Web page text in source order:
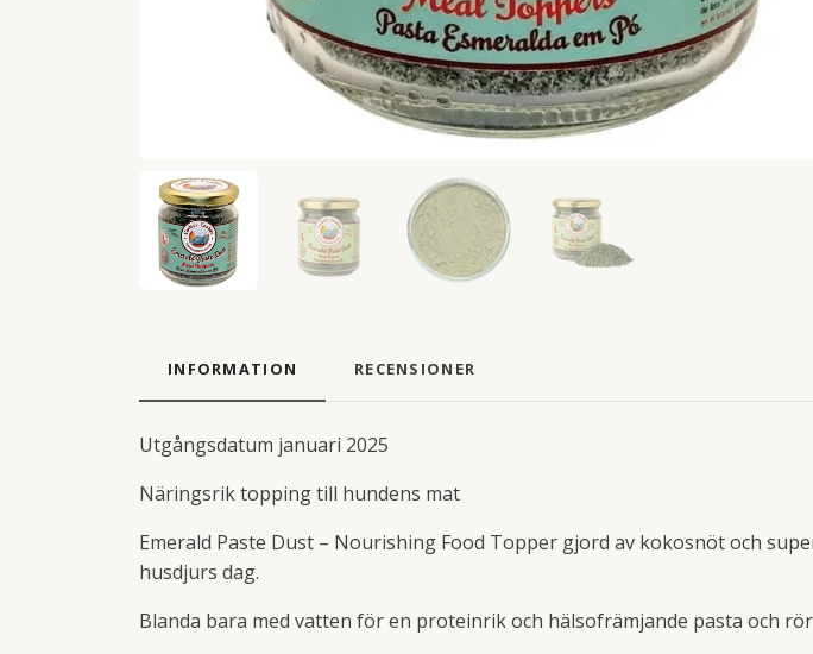
INFORMATION RECENSIONER
Utgångsdatum januari 2025
Näringsrik topping till hundens mat
Emerald Paste Dust – Nourishing Food Topper gjord av kokosnöt och
husdjurs dag.
Blanda bara med vatten för en proteinrik och hälsofrämjande pasta och